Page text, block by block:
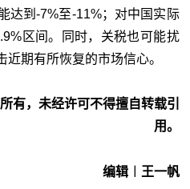
达到-7%至-11%；对中国实际
区间。同时，关税也可能扰
期有所恢复的市场信心。
有，未经许可不得擅自转载引
用。
编辑︱王一帆